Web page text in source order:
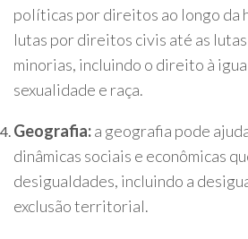
políticas por direitos ao longo da
lutas por direitos civis até as
minorias, incluindo o direito à
sexualidade e raça.
Geografia:a geografia pode
dinâmicas sociais e econômicas
desigualdades, incluindo a
exclusão territorial.